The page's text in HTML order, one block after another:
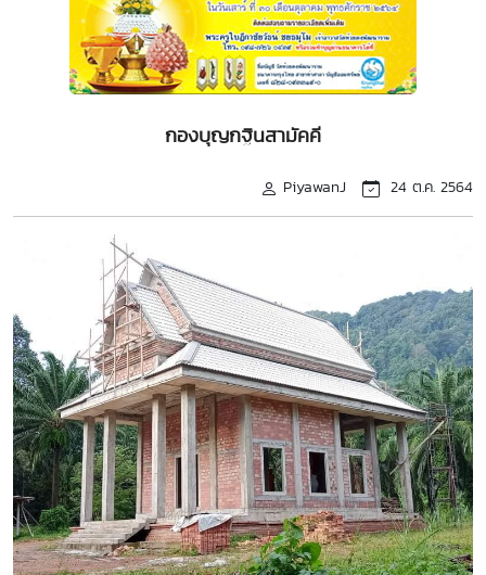
กองบุญกฐินสามัคคี
PiyawanJ 24 ต.ค. 2564